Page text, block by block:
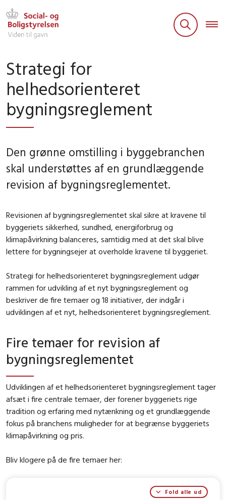
Strategi for
helhedsorienteret
bygningsreglement
Den grønne omstilling i byggebranchen
skal understøttes af en grundlæggende
revision af bygningsreglementet.
Revisionen af bygningsreglementet skal sikre at kravene til
byggeriets sikkerhed, sundhed, energiforbrug og
klimapåvirkning balanceres, samtidig med at det skal blive
lettere for bygningsejer at overholde kravene til byggeriet.
Strategi for helhedsorienteret bygningsreglement udgør
rammen for udvikling af et nyt bygningsreglement og
beskriver de fire temaer og 18 initiati­ver, der indgår i
udviklingen af et nyt, helhedsorienteret bygningsreglement.
Fire temaer for revision af
bygningsreglementet
Udviklingen af et helhedsorienteret bygningsreglement tager
afsæt i fire centrale temaer, der forener byggeriets rige
tradition og erfaring med nytænkning og et grundlæggende
fokus på branchens muligheder for at begrænse byggeriets
kli­mapåvirkning og pris.
Bliv klogere på de fire temaer her:
Fold alle ud